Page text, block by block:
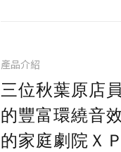
產品介紹
三位秋葉原店
的豐富環繞音
的家庭劇院Ｘ